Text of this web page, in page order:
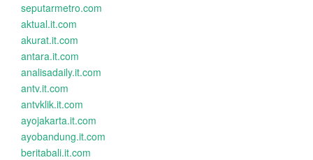
seputarmetro.com
aktual.it.com
akurat.it.com
antara.it.com
analisadaily.it.com
antv.it.com
antvklik.it.com
ayojakarta.it.com
ayobandung.it.com
beritabali.it.com